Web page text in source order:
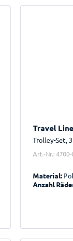
Travel
Trolley-Set,
Art.-Nr.: 4700-
Material:
Anzahl